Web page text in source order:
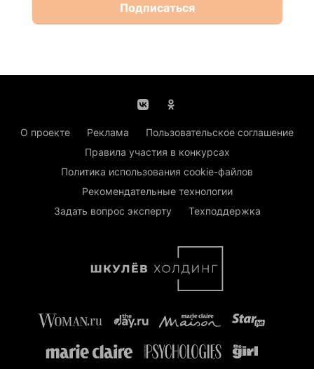
Подписаться
О проекте Реклама
Пользовательское соглашение
Правила участия в конкурсах
Политика использования cookie-файлов
Рекомендательные технологии
Задать вопрос эксперту
Техподдержка